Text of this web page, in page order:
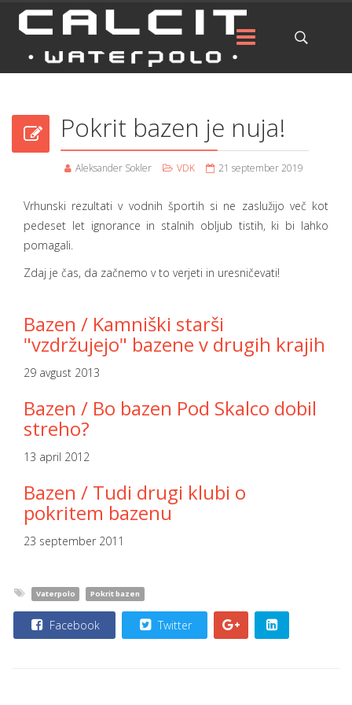
Pokrit bazen je nuja!
Aleksander Sokler VDK 21 september 2019
Vrhunski rezultati v vodnih športih si ne zaslužijo več kot
pedeset let ignorance in stalnih obljub tistih, ki bi lahko
pomagali.
Zdaj je čas, da začnemo v to verjeti in uresničevati!
Bazen / Kamniški starši
"vzdržujejo" bazene v drugih krajih
29 avgust 2013
Bazen / Bo bazen Pod Skalco dobil
streho?
13 april 2012
Bazen / Tudi drugi klubi o
pokritem bazenu
23 september 2011
Vaterpolo Pokrit bazen
Facebook Twitter